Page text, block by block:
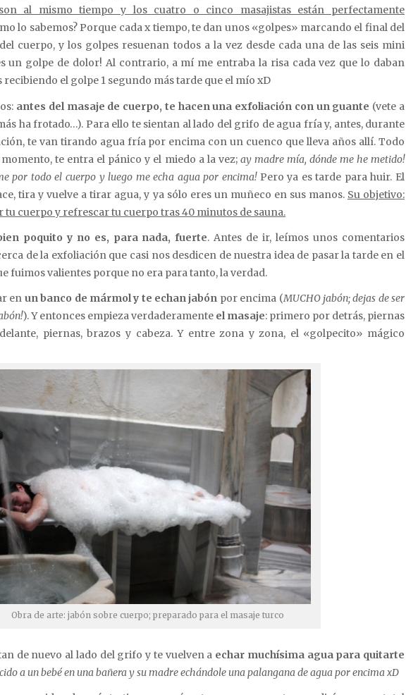
son al mismo tiempo y los cuatro o cinco masajistas están perfectamente
lo sabemos? Porque cada x tiempo, te dan unos «golpes» marcando el final del
cuerpo, y los golpes resuenan todos a la vez desde cada una de las seis mini
un golpe de dolor! Al contrario, a mí me entraba la risa cada vez que lo daban
recibiendo el golpe 1 segundo más tarde que el mío xD
antes del masaje de cuerpo, te hacen una exfoliación con un guante (vete a
ha frotado…). Para ello te sientan al lado del grifo de agua fría y, antes, durante
te van tirando agua fría por encima con un cuenco que lleva años allí. Todo
te entra el pánico y el miedo a la vez; ay madre mía, dónde me he metido!
por todo el cuerpo y luego me echa agua por encima! Pero ya es tarde para huir. El
tira y vuelve a tirar agua, y ya sólo eres un muñeco en sus manos. Su objetivo:
tu cuerpo y refrescar tu cuerpo tras 40 minutos de sauna.
poquito y no es, para nada, fuerte. Antes de ir, leímos unos comentarios
de la exfoliación que casi nos desdicen de nuestra idea de pasar la tarde en el
fuimos valientes porque no era para tanto, la verdad.
en un banco de mármol y te echan jabón por encima (MUCHO jabón; dejas de ser
). Y entonces empieza verdaderamente el masaje: primero por detrás, piernas
piernas, brazos y cabeza. Y entre zona y zona, el «golpecito» mágico
Obra de arte: jabón sobre cuerpo; preparado para el masaje turco
de nuevo al lado del grifo y te vuelven a echar muchísima agua para quitarte
a un bebé en una bañera y su madre echándole una palangana de agua por encima xD